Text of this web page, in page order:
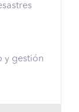
y gestión